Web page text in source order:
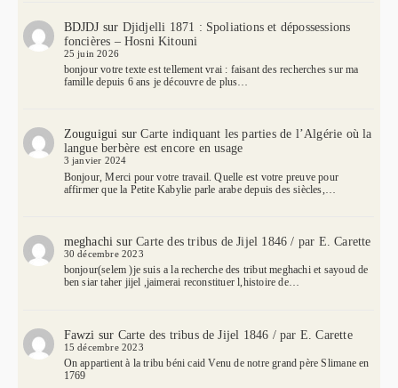
BDJDJ sur Djidjelli 1871 : Spoliations et dépossessions
foncières – Hosni Kitouni
25 juin 2026
bonjour votre texte est tellement vrai : faisant des recherches sur ma
famille depuis 6 ans je découvre de plus…
Zouguigui surCarte indiquant les parties de l’Algérie où la
langue berbère est encore en usage
3 janvier 2024
Bonjour, Merci pour votre travail. Quelle est votre preuve pour
affirmer que la Petite Kabylie parle arabe depuis des siècles,…
meghachi surCarte des tribus de Jijel 1846 / par E. Carette
30 décembre 2023
bonjour(selem )je suis a la recherche des tribut meghachi et sayoud de
ben siar taher jijel ,jaimerai reconstituer l,histoire de…
Fawzi sur Carte des tribus de Jijel 1846 / par E. Carette
15 décembre 2023
On appartient à la tribu béni caid Venu de notre grand père Slimane en
1769